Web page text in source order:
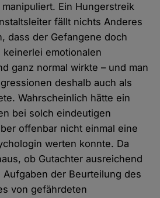
Ein Hungerstreik
fällt nichts Anderes
dass der Gefangene doch
emotionalen
ganz normal wirkte – und man
deshalb auch als
Wahrscheinlich hätte ein
bei solch eindeutigen
offenbar nicht einmal eine
werten konnte. Da
ob Gutachter ausreichend
der Beurteilung des
von gefährdeten